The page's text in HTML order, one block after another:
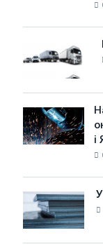
цілей
декарбонізації
Ринок
нових
вантажівок
у
липні
На
БМК
виробили
трамвайних
колій
і
Європі
виживуть
тільки